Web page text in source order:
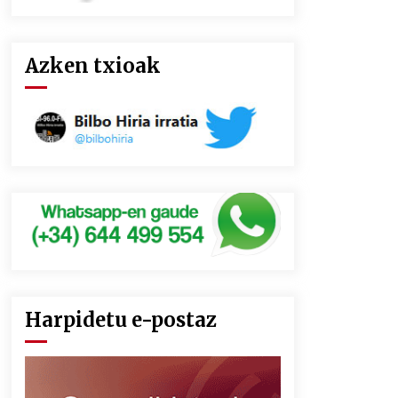
Azken txioak
Harpidetu e-postaz